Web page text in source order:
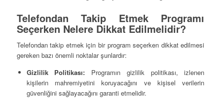
Telefondan Takip Etmek Programı
Seçerken Nelere Dikkat Edilmelidir?
Telefondan takip etmek için bir program seçerken dikkat edilmesi
gereken bazı önemli noktalar şunlardır:
Gizlilik Politikası: Programın gizlilik politikası, izlenen
kişilerin mahremiyetini koruyacağını ve kişisel verilerin
güvenliğini sağlayacağını garanti etmelidir.